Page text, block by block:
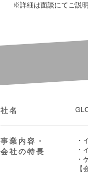
※詳細は面談にてご説
社名
事業内容・
会社の特長
・
・
・